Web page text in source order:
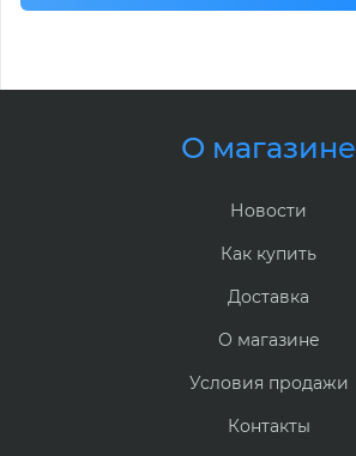
О магазине
Новости
Как купить
Доставка
О магазине
Условия продажи
Контакты